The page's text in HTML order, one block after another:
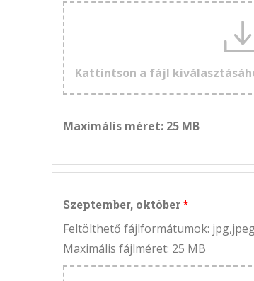
Kattintson a fájl
Maximális méret: 25 MB
Szeptember, október
Feltölthető fájlformátumok:
Maximális fájlméret: 25 MB